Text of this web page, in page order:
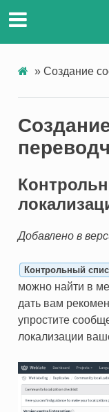
» Создание
Добавлено в
Контрольный
можно найти в
дать вам
упростите
локализации